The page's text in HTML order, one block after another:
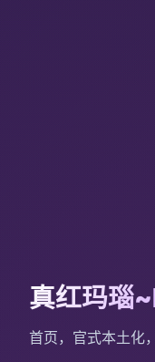
真红玛瑙
首页，官式本土化